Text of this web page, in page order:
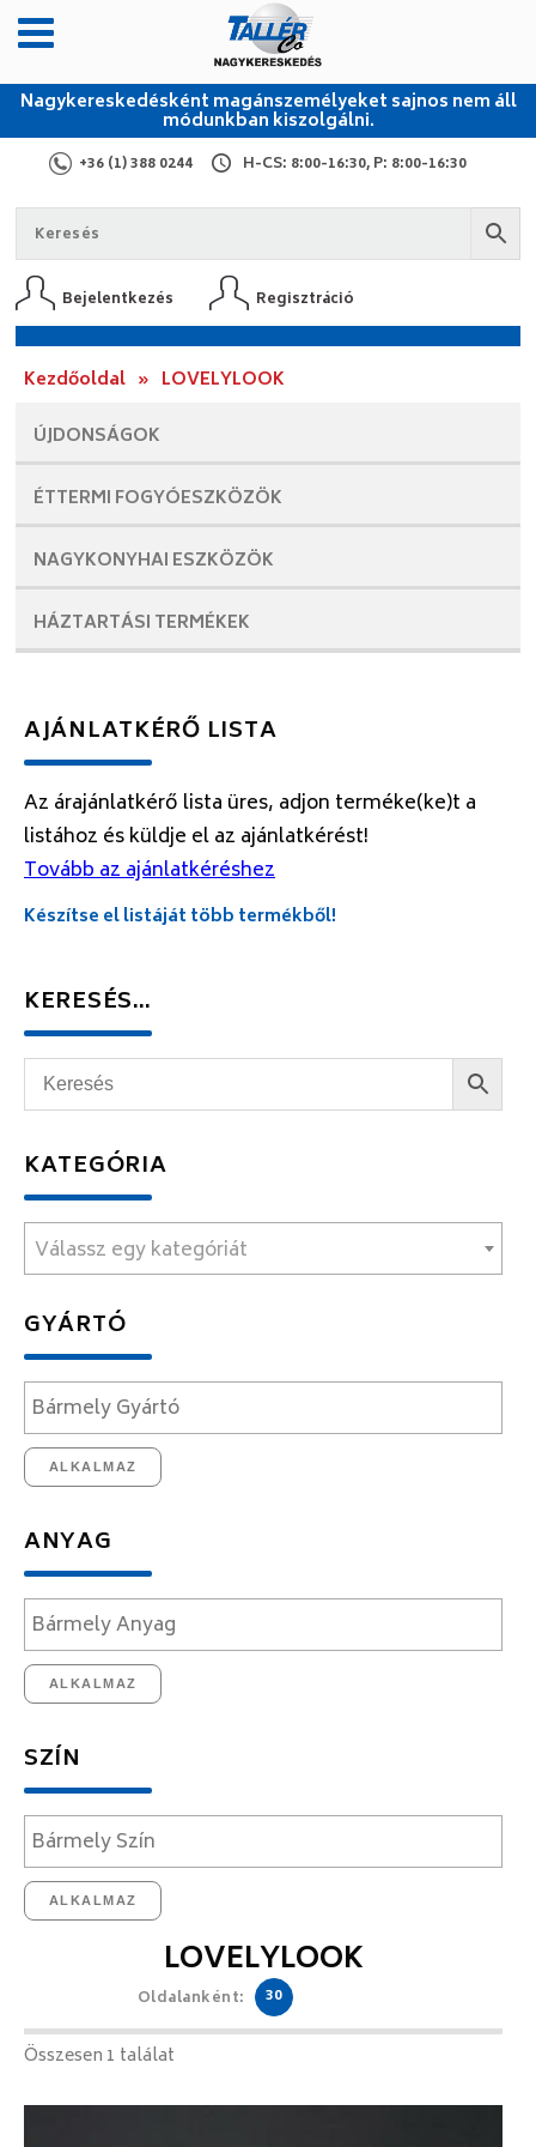
Nagykereskedésként magánszemélyeket sajnos nem áll
módunkban kiszolgálni.
+36 (1) 388 0244 H-CS: 8:00-16:30, P: 8:00-16:30
Bejelentkezés Regisztráció
Kezdőoldal » LOVELYLOOK
ÚJDONSÁGOK
ÉTTERMI FOGYÓESZKÖZÖK
NAGYKONYHAI ESZKÖZÖK
HÁZTARTÁSI TERMÉKEK
AJÁNLATKÉRŐ LISTA
Az árajánlatkérő lista üres, adjon terméke(ke)t a
listához és küldje el az ajánlatkérést!
Tovább az ajánlatkéréshez
Készítse el listáját több termékből!
KERESÉS…
KATEGÓRIA
Válassz egy kategóriát
GYÁRTÓ
ALKALMAZ
ANYAG
ALKALMAZ
SZÍN
ALKALMAZ
LOVELYLOOK
Oldalanként: 30
Összesen 1 találat